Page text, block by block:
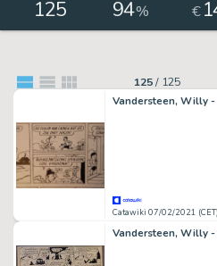
125 94% €
125/ 125
Catawiki 07/02/2021 (CET)